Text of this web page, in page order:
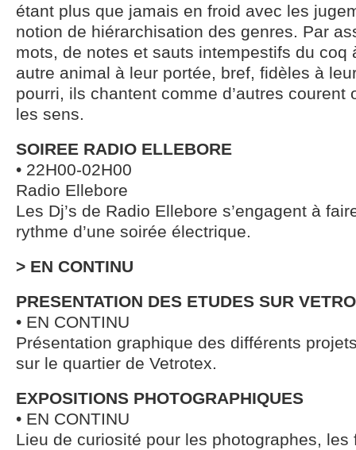
étant plus que jamais en froid avec les
notion de hiérarchisation des genres. Par
mots, de notes et sauts intempestifs du coq
autre animal à leur portée, bref, fidèles à
pourri, ils chantent comme d’autres courent
les sens.
SOIREE RADIO ELLEBORE
• 22H00-02H00
Radio Ellebore
Les Dj’s de Radio Ellebore s’engagent à
rythme d’une soirée électrique.
> EN CONTINU
PRESENTATION DES ETUDES SUR
• EN CONTINU
Présentation graphique des différents
sur le quartier de Vetrotex.
EXPOSITIONS PHOTOGRAPHIQUES
• EN CONTINU
Lieu de curiosité pour les photographes,